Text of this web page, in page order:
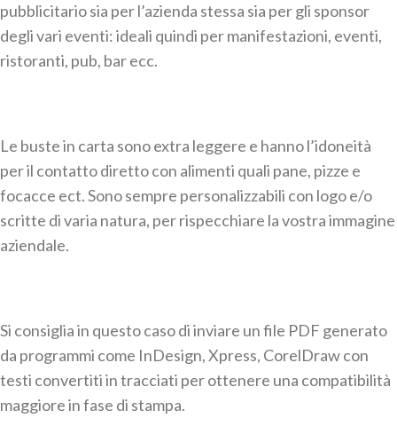
pubblicitario sia per l’azienda stessa sia per gli sponsor
degli vari eventi: ideali quindi per manifestazioni, eventi,
ristoranti, pub, bar ecc.
Le buste in carta sono extra leggere e hanno l’idoneità
per il contatto diretto con alimenti quali pane, pizze e
focacce ect. Sono sempre personalizzabili con logo e/o
scritte di varia natura, per rispecchiare la vostra immagine
aziendale.
Si consiglia in questo caso di inviare un file PDF generato
da programmi come InDesign, Xpress, CorelDraw con
testi convertiti in tracciati per ottenere una compatibilità
maggiore in fase di stampa.